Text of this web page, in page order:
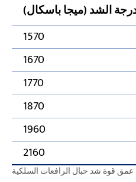
الشد (ميجا باسكال)
1570
1670
1770
1870
1960
2160
قوة شد حبال الرافعات السلكية